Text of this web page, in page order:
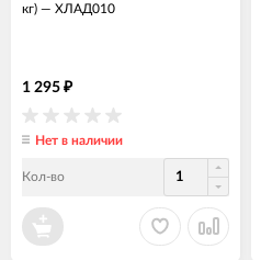
кг) — ХЛАД010
1 295 ₽
Нет в наличии
Кол-во